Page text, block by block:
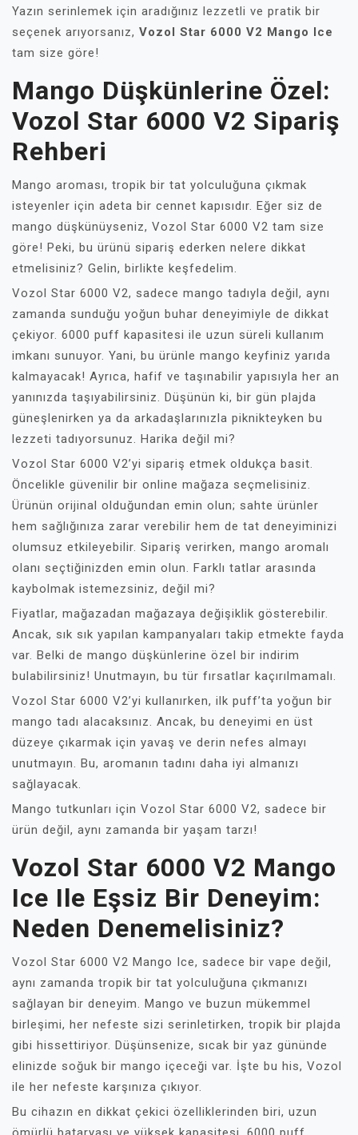
Yazın serinlemek için aradığınız lezzetli ve pratik bir
seçenek arıyorsanız, Vozol Star 6000 V2 Mango Ice
tam size göre!
Mango Düşkünlerine Özel:
Vozol Star 6000 V2 Sipariş
Rehberi
Mango aroması, tropik bir tat yolculuğuna çıkmak
isteyenler için adeta bir cennet kapısıdır. Eğer siz de
mango düşkünüyseniz, Vozol Star 6000 V2 tam size
göre! Peki, bu ürünü sipariş ederken nelere dikkat
etmelisiniz? Gelin, birlikte keşfedelim.
Vozol Star 6000 V2, sadece mango tadıyla değil, aynı
zamanda sunduğu yoğun buhar deneyimiyle de dikkat
çekiyor. 6000 puff kapasitesi ile uzun süreli kullanım
imkanı sunuyor. Yani, bu ürünle mango keyfiniz yarıda
kalmayacak! Ayrıca, hafif ve taşınabilir yapısıyla her an
yanınızda taşıyabilirsiniz. Düşünün ki, bir gün plajda
güneşlenirken ya da arkadaşlarınızla piknikteyken bu
lezzeti tadıyorsunuz. Harika değil mi?
Vozol Star 6000 V2’yi sipariş etmek oldukça basit.
Öncelikle güvenilir bir online mağaza seçmelisiniz.
Ürünün orijinal olduğundan emin olun; sahte ürünler
hem sağlığınıza zarar verebilir hem de tat deneyiminizi
olumsuz etkileyebilir. Sipariş verirken, mango aromalı
olanı seçtiğinizden emin olun. Farklı tatlar arasında
kaybolmak istemezsiniz, değil mi?
Fiyatlar, mağazadan mağazaya değişiklik gösterebilir.
Ancak, sık sık yapılan kampanyaları takip etmekte fayda
var. Belki de mango düşkünlerine özel bir indirim
bulabilirsiniz! Unutmayın, bu tür fırsatlar kaçırılmamalı.
Vozol Star 6000 V2’yi kullanırken, ilk puff’ta yoğun bir
mango tadı alacaksınız. Ancak, bu deneyimi en üst
düzeye çıkarmak için yavaş ve derin nefes almayı
unutmayın. Bu, aromanın tadını daha iyi almanızı
sağlayacak.
Mango tutkunları için Vozol Star 6000 V2, sadece bir
ürün değil, aynı zamanda bir yaşam tarzı!
Vozol Star 6000 V2 Mango
Ice Ile Eşsiz Bir Deneyim:
Neden Denemelisiniz?
Vozol Star 6000 V2 Mango Ice, sadece bir vape değil,
aynı zamanda tropik bir tat yolculuğuna çıkmanızı
sağlayan bir deneyim. Mango ve buzun mükemmel
birleşimi, her nefeste sizi serinletirken, tropik bir plajda
gibi hissettiriyor. Düşünsenize, sıcak bir yaz gününde
elinizde soğuk bir mango içeceği var. İşte bu his, Vozol
ile her nefeste karşınıza çıkıyor.
Bu cihazın en dikkat çekici özelliklerinden biri, uzun